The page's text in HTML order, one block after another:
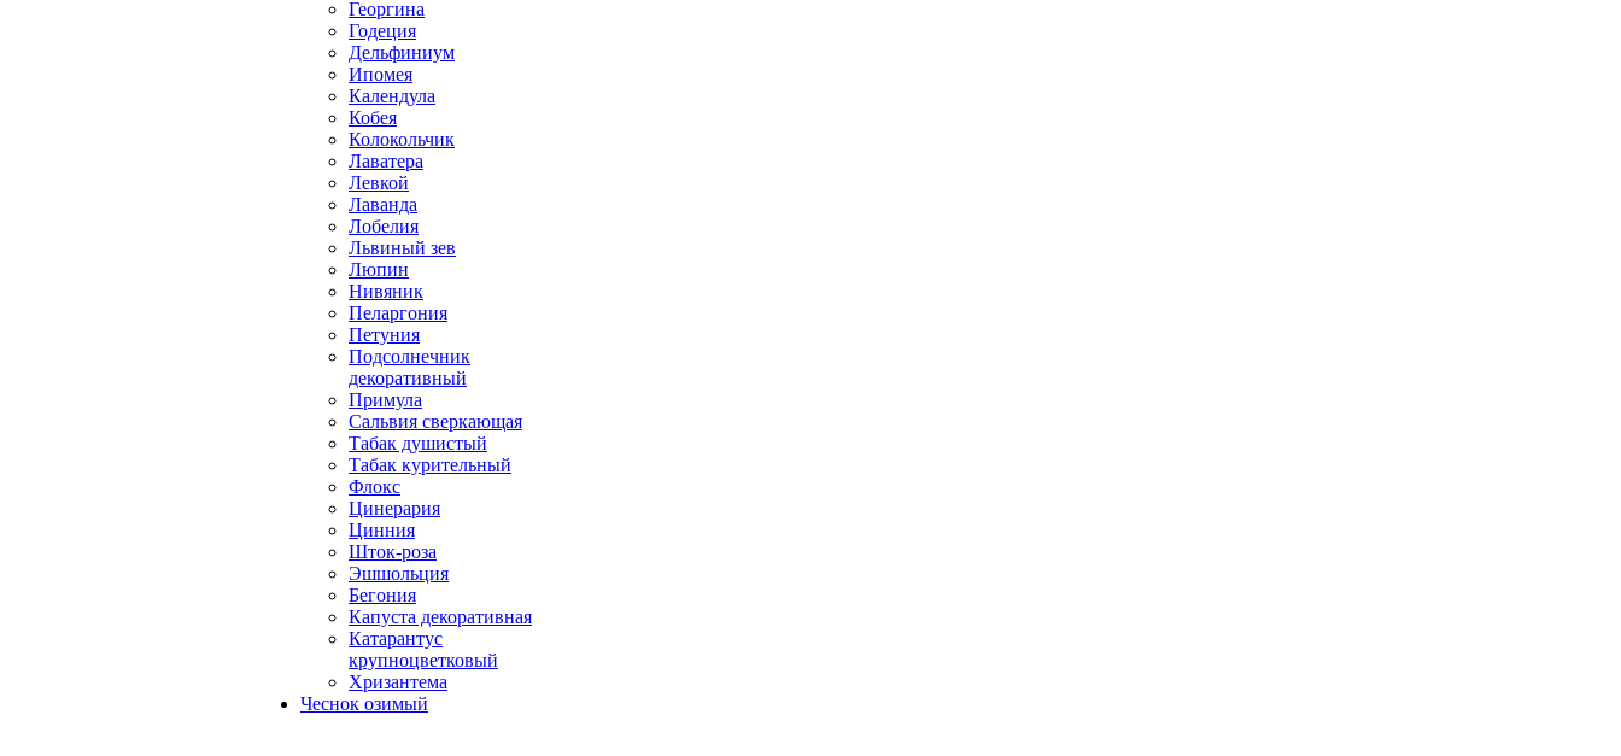
Георгина
Годеция
Дельфиниум
Ипомея
Календула
Кобея
Колокольчик
Лаватера
Левкой
Лаванда
Лобелия
Львиный зев
Люпин
Нивяник
Пеларгония
Петуния
Подсолнечник
декоративный
Примула
Сальвия сверкающая
Табак душистый
Табак курительный
Флокс
Цинерария
Цинния
Шток-роза
Эшшольция
Бегония
Капуста декоративная
Катарантус
крупноцветковый
Хризантема
Чеснок озимый